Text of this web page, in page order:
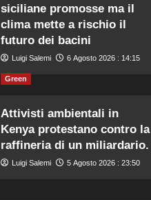
siciliane promosse ma il
clima mette a rischio il
futuro dei bacini
Luigi Salemi 6 Agosto 2026 : 14:15
Green
Attivisti ambientali in
Kenya protestano contro la
raffineria di un miliardario.
Luigi Salemi 5 Agosto 2026 : 23:50